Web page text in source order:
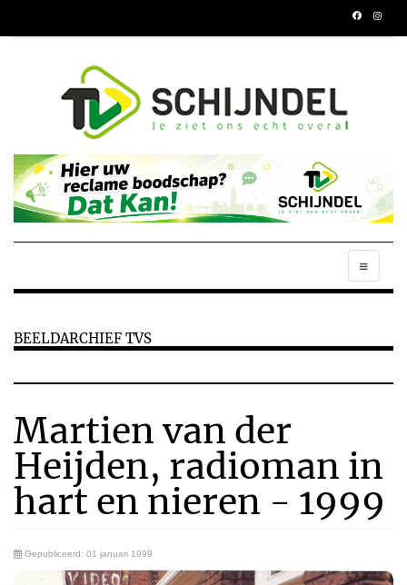
BEELDARCHIEF TVS
Martien van der
Heijden, radioman in
hart en nieren - 1999
Gepubliceerd: 01 januari 1999